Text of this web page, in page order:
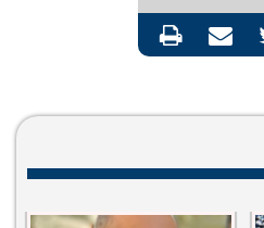
تويتر مشاركة عبر البريد طباعة